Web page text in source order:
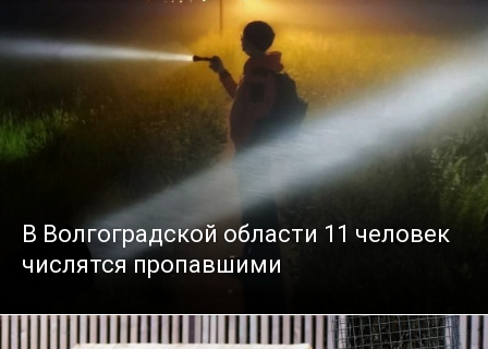
В Волгоградской области 11 человек
числятся пропавшими